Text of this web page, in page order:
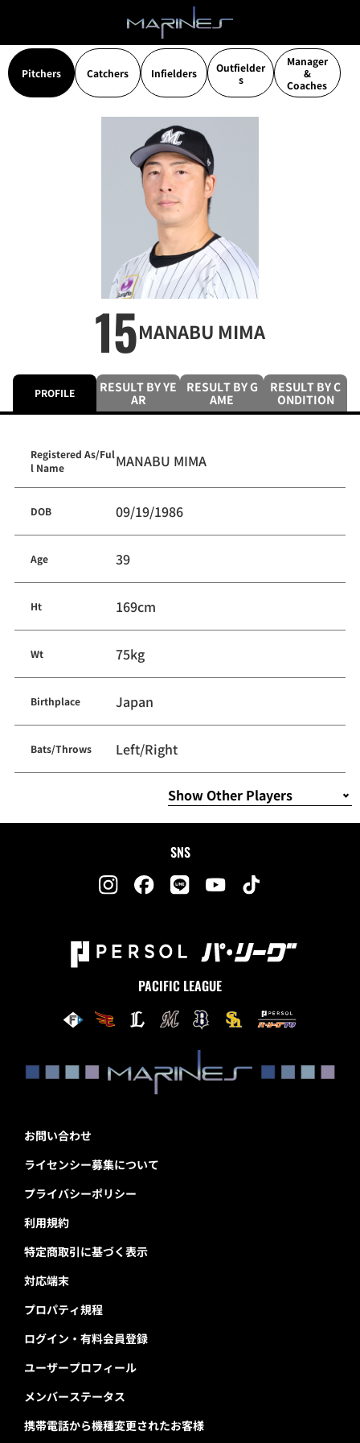
Pitchers Catchers Infielders
Outfielder
s
Manager
&
Coaches
15MANABU MIMA
PROFILE
RESULT BY YE
AR
RESULT BY G
AME
RESULT BY C
ONDITION
Registered As/Ful
l Name
MANABU MIMA
DOB 09/19/1986
Age 39
Ht 169cm
Wt 75kg
Birthplace Japan
Bats/Throws Left/Right
SNS
PACIFIC LEAGUE
お問い合わせ
ライセンシー募集について
プライバシーポリシー
利用規約
特定商取引に基づく表示
対応端末
プロパティ規程
ログイン・有料会員登録
ユーザープロフィール
メンバーステータス
携帯電話から機種変更されたお客様